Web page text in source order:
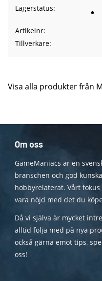
Lagerstatus
Artikelnr
Tillverkare
Visa alla produkter från
Om oss
GameManiacs är en
branschen och god
hobbyrelaterat. Vårt
vara nöjd med det du
Då vi själva är mycket
alltid följa med på nya
också gärna emot tips,
oss!